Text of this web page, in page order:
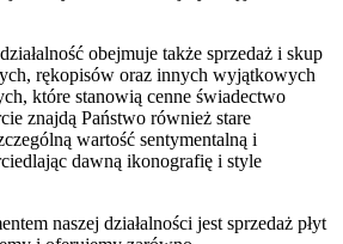
obejmuje także sprzedaż i skup
rękopisów oraz innych wyjątkowych
które stanowią cenne świadectwo
znajdą Państwo również stare
wartość sentymentalną i
dawną ikonografię i style
naszej działalności jest sprzedaż płyt